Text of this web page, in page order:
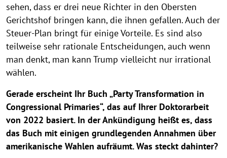
h
o
n
n
sehen, dass er drei neue Richter in den Obersten
Gerichtshof bringen kann, die ihnen gefallen. Auch der
Steuer-Plan bringt für einige Vorteile. Es sind also
teilweise sehr rationale Entscheidungen, auch wenn
man denkt, man kann Trump vielleicht nur irrational
wählen.
Gerade erscheint Ihr Buch „Party Transformation in
Congressional Primaries“, das auf Ihrer Doktorarbeit
von 2022 basiert. In der Ankündigung heißt es, dass
das Buch mit einigen grundlegenden Annahmen über
amerikanische Wahlen aufräumt. Was steckt dahinter?